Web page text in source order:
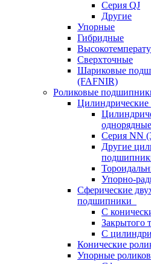
Серия QJ
Другие
Упорные
Гибридные
Сверхточные
Шариковые
(FAFNIR)
Роликовые
Серия NN
Другие
Упорно-
Сферические
подшипники
С
Закрытого
С
Конические
Упорные